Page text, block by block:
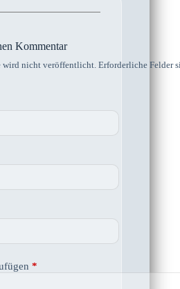
Kommentar
wird nicht veröffentlicht. Erforderliche Felder
*